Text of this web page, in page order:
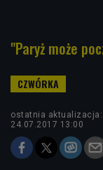
"Paryż może
ostatnia aktualizacja:
24.07.2017 13:00